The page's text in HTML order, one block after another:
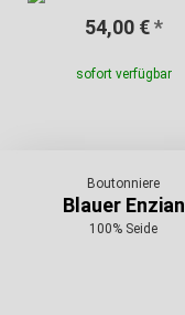
54,00 € *
sofort verfügbar
Boutonniere
Blauer Enzian
100% Seide